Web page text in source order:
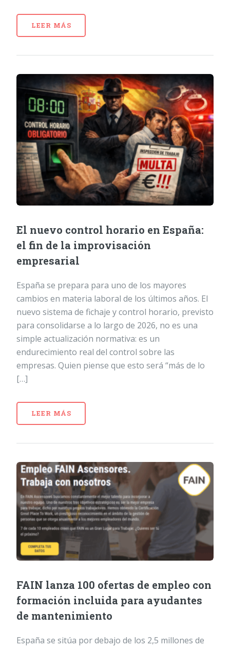
LEER MÁS
El nuevo control horario en España:
el fin de la improvisación
empresarial
España se prepara para uno de los mayores
cambios en materia laboral de los últimos años. El
nuevo sistema de fichaje y control horario, previsto
para consolidarse a lo largo de 2026, no es una
simple actualización normativa: es un
endurecimiento real del control sobre las
empresas. Quien piense que esto será “más de lo
[…]
LEER MÁS
FAIN lanza 100 ofertas de empleo con
formación incluida para ayudantes
de mantenimiento
España se sitúa por debajo de los 2,5 millones de